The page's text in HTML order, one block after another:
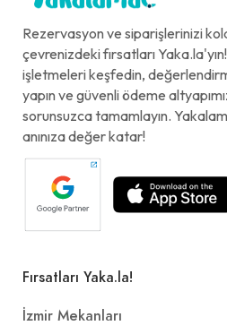
Rezervasyon ve siparişlerinizi
çevrenizdeki fırsatları
işletmeleri keşfedin,
yapın ve güvenli ödeme
sorunsuzca tamamlayın.
anınıza değer katar!
Fırsatları Yaka.la!
İzmir Mekanları